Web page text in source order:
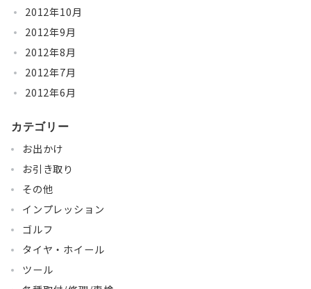
2012年10月
2012年9月
2012年8月
2012年7月
2012年6月
カテゴリー
お出かけ
お引き取り
その他
インプレッション
ゴルフ
タイヤ・ホイール
ツール